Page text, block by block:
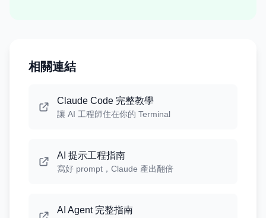
相關連結
Claude Code 完整教學
讓 AI 工程師住在你的 Terminal
AI 提示工程指南
寫好 prompt，Claude 產出翻倍
AI Agent 完整指南